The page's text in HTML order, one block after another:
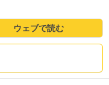
ウェブで読む